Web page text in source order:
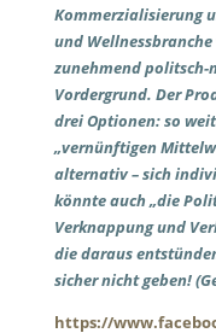
Kommerzialisierung
und
zunehmend politsch-
Vordergrund. Der
drei Optionen: so
„vernünftigen
alternativ – sich
könnte auch „die
Verknappung und
die daraus
sicher nicht geben!
https://